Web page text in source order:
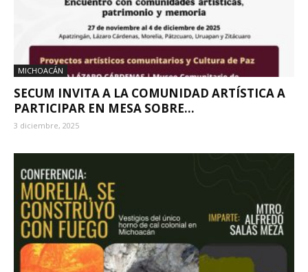
MICHOACÁN
SECUM INVITA A LA COMUNIDAD ARTÍSTICA A
PARTICIPAR EN MESA SOBRE...
3 diciembre, 2025